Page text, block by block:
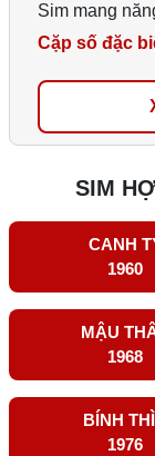
Sim mang
Cặp số đặc
SIM
CANH
1960
MẬU
1968
BÍNH
1976